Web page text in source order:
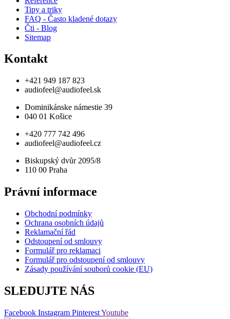
Tipy a triky
FAQ - Často kladené dotazy
Čti - Blog
Sitemap
Kontakt
+421 949 187 823
audiofeel@audiofeel.sk
Dominikánske námestie 39
040 01 Košice
+420 777 742 496
audiofeel@audiofeel.cz
Biskupský dvůr 2095/8
110 00 Praha
Právní informace
Obchodní podmínky
Ochrana osobních údajů
Reklamační řád
Odstoupení od smlouvy
Formulář pro reklamaci
Formulář pro odstoupení od smlouvy
Zásady používání souborů cookie (EU)
SLEDUJTE NÁS
Facebook Instagram PinterestYoutube